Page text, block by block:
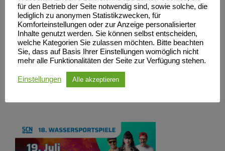
Verfolgungsrennen im Rundkurs und absolvieren mit 3
Wenden die zweimalige Umrundung der Regattastrecke.
Am Abend nach der Siegerehrung heizen euch „Diese
Typen“ so richtig ein, damit wir eine unvergessliche After-
Race-Party erleben können. Am Abend sind noch Tickets
für den Betrieb der Seite notwendig sind, sowie solche, die
lediglich zu anonymen Statistikzwecken, für
Komforteinstellungen oder zur Anzeige personalisierter
Inhalte genutzt werden. Sie können selbst entscheiden,
welche Kategorien Sie zulassen möchten. Bitte beachten
Sie, dass auf Basis Ihrer Einstellungen womöglich nicht
mehr alle Funktionalitäten der Seite zur Verfügung stehen.
Einstellungen Alle akzeptieren